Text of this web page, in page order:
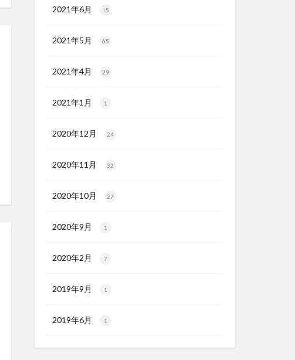
2021年6月 15
2021年5月 65
2021年4月 29
2021年1月 1
2020年12月 24
2020年11月 32
2020年10月 27
2020年9月 1
2020年2月 7
2019年9月 1
2019年6月 1